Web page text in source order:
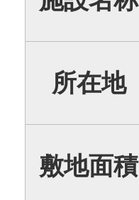
所在地
敷地面積